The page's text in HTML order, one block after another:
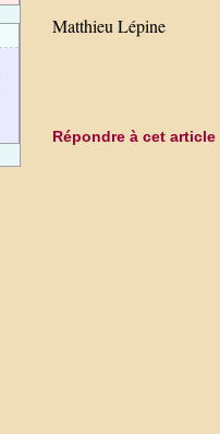
Matthieu Lépine
Répondre à cet article